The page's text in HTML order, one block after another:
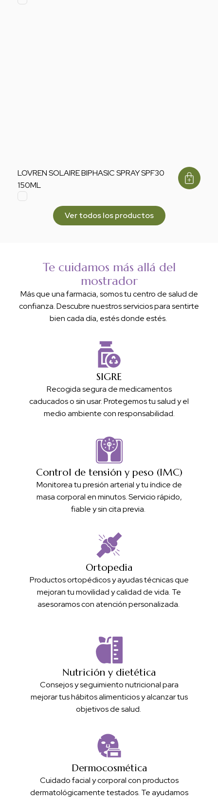
LOVREN SOLAIRE BIPHASIC SPRAY SPF30
150ML
Ver todos los productos
Te cuidamos más allá del
mostrador
Más que una farmacia, somos tu centro de salud de
confianza. Descubre nuestros servicios para sentirte
bien cada día, estés donde estés.
SIGRE
Recogida segura de medicamentos
caducados o sin usar. Protegemos tu salud y el
medio ambiente con responsabilidad.
Control de tensión y peso (IMC)
Monitorea tu presión arterial y tu índice de
masa corporal en minutos. Servicio rápido,
fiable y sin cita previa.
Ortopedia
Productos ortopédicos y ayudas técnicas que
mejoran tu movilidad y calidad de vida. Te
asesoramos con atención personalizada.
Nutrición y dietética
Consejos y seguimiento nutricional para
mejorar tus hábitos alimenticios y alcanzar tus
objetivos de salud.
Dermocosmética
Cuidado facial y corporal con productos
dermatológicamente testados. Te ayudamos